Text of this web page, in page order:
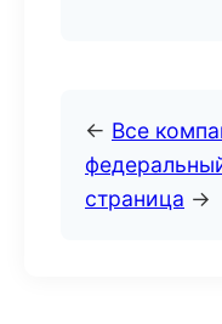
← Все
страница →